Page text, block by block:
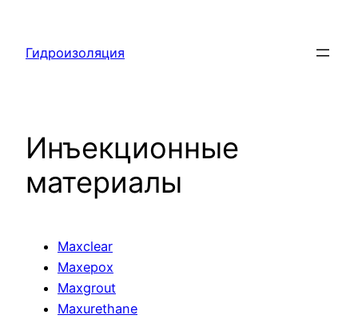
содержимому
Гидроизоляция
Инъекционные
материалы
Maxclear
Maxepox
Maxgrout
Maxurethane